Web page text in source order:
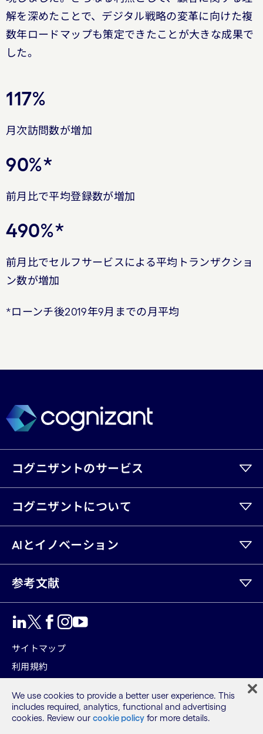
解を深めたことで、デジタル戦略の変革に向けた複
数年ロードマップも策定できたことが大きな成果で
した。
117%
月次訪問数が増加
90%*
前月比で平均登録数が増加
490%*
前月比でセルフサービスによる平均トランザクショ
ン数が増加
*ローンチ後2019年9月までの月平均
コグニザントのサービス
コグニザントについて
AIとイノベーション
参考文献
サイトマップ
利用規約
Cookieポリシー
We use cookies to provide a better user experience. This
includes required, analytics, functional and advertising
cookies. Review our cookie policy for more details.